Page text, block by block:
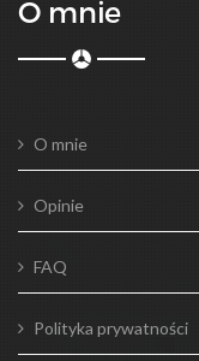
O mnie
O mnie
Opinie
FAQ
Polityka prywatności